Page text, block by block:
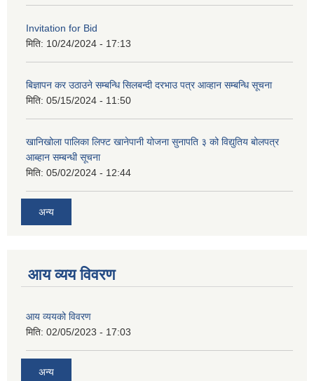
Invitation for Bid
मिति: 10/24/2024 - 17:13
बिज्ञापन कर उठाउने सम्बन्धि सिलबन्दी दरभाउ पत्र आव्हान सम्बन्धि सूचना
मिति: 05/15/2024 - 11:50
खानिखोला पालिका लिफ्ट खानेपानी योजना सुनापति ३ को विद्युतिय बोलपत्र
आब्हान सम्बन्धी सूचना
मिति: 05/02/2024 - 12:44
अन्य
आय व्यय विवरण
आय व्ययको विवरण
मिति: 02/05/2023 - 17:03
अन्य